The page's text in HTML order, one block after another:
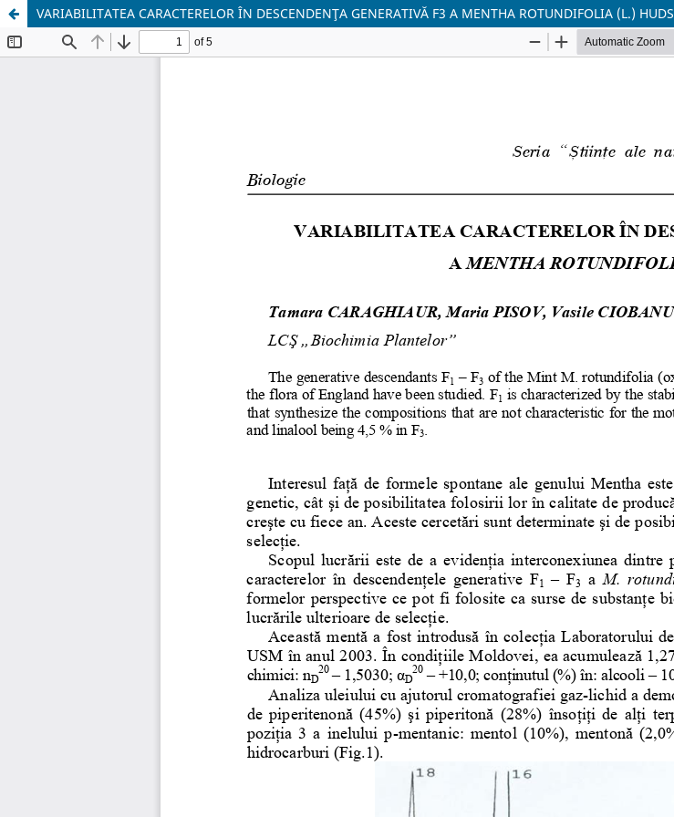
VARIABILITATEA CARACTERELOR ÎN DESCENDENŢA GENERATIVĂ F3 A MENTHA ROTUNDIFOLIA (L.) HUDS